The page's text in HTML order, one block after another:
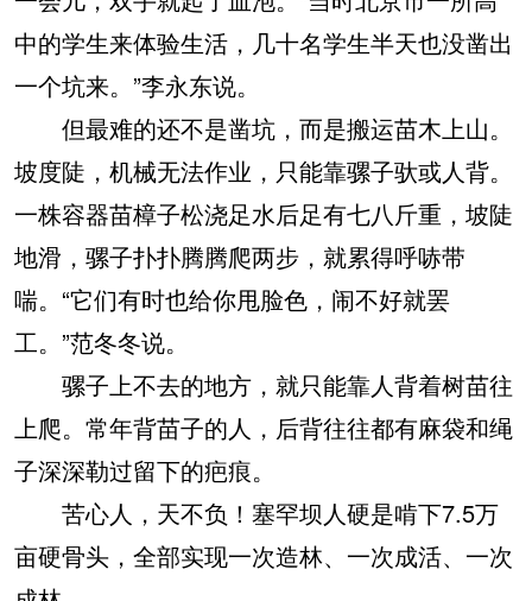
中的学生来体验生活，几十名学生半天也没凿出
一个坑来。”李永东说。
但最难的还不是凿坑，而是搬运苗木上山。
坡度陡，机械无法作业，只能靠骡子驮或人背。
一株容器苗樟子松浇足水后足有七八斤重，坡陡
地滑，骡子扑扑腾腾爬两步，就累得呼哧带
喘。“它们有时也给你甩脸色，闹不好就罢
工。”范冬冬说。
骡子上不去的地方，就只能靠人背着树苗往
上爬。常年背苗子的人，后背往往都有麻袋和绳
子深深勒过留下的疤痕。
苦心人，天不负！塞罕坝人硬是啃下7.5万
亩硬骨头，全部实现一次造林、一次成活、一次